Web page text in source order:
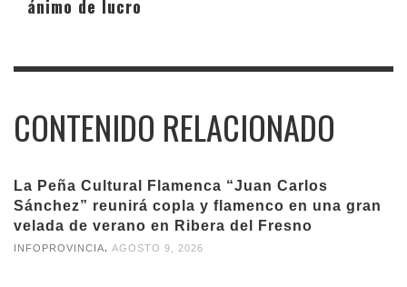
ánimo de lucro
CONTENIDO RELACIONADO
La Peña Cultural Flamenca “Juan Carlos
Sánchez” reunirá copla y flamenco en una gran
velada de verano en Ribera del Fresno
INFOPROVINCIA AGOSTO 9, 2026